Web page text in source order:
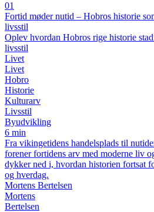
01
Fortid møder nutid – Hobros historie
livsstil
Oplev hvordan Hobros rige historie
livsstil
Livet
Livet
Hobro
Historie
Kulturarv
Livsstil
Byudvikling
6 min
Fra vikingetidens handelsplads til
forener fortidens arv med moderne liv
dykker ned i, hvordan historien fortsat
og hverdag.
Mortens Bertelsen
Mortens
Bertelsen